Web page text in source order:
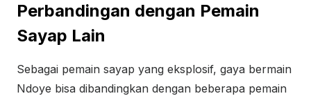
Perbandingan dengan Pemain
Sayap Lain
Sebagai pemain sayap yang eksplosif, gaya bermain
Ndoye bisa dibandingkan dengan beberapa pemain